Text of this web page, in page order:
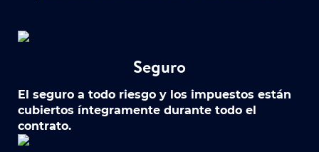
Seguro
El seguro a todo riesgo y los impuestos están
cubiertos íntegramente durante todo el
contrato.